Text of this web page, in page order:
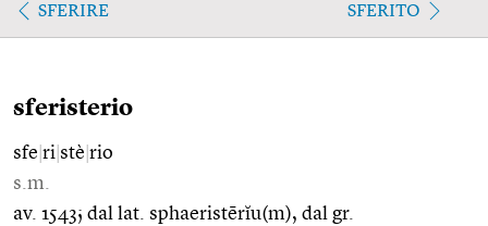
SFERIRE SFERITO
sferisterio
sfe ri stè rio
s.m.
av. 1543; dal lat. sphaeristērĭu(m), dal gr.